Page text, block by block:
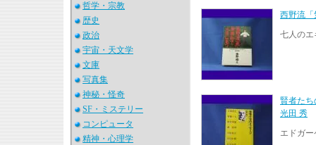
哲学・宗教
歴史
政治
宇宙・天文学
文庫
写真集
神秘・怪奇
SF・ミステリー
コンピュータ
精神・心理学
西野流
七人のエ
賢者た
光田 秀
エドガ